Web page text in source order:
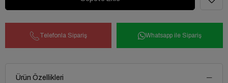
Telefonla Sipariş Whatsapp ile Sipariş
Ürün Özellikleri